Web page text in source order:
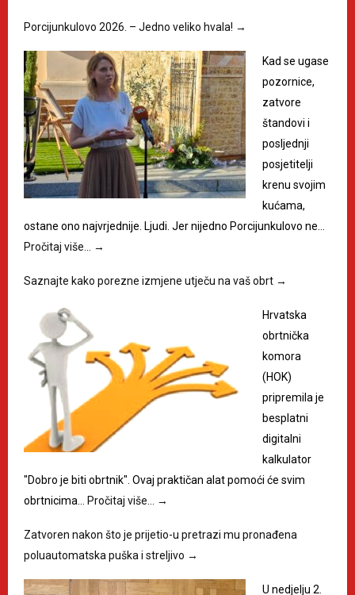
Porcijunkulovo 2026. – Jedno veliko hvala! →
Kad se ugase
pozornice,
zatvore
štandovi i
posljednji
posjetitelji
krenu svojim
kućama,
ostane ono najvrjednije. Ljudi. Jer nijedno Porcijunkulovo ne…
Pročitaj više…
→
Saznajte kako porezne izmjene utječu na vaš obrt →
Hrvatska
obrtnička
komora
(HOK)
pripremila je
besplatni
digitalni
kalkulator
"Dobro je biti obrtnik". Ovaj praktičan alat pomoći će svim
obrtnicima… Pročitaj više… →
Zatvoren nakon što je prijetio-u pretrazi mu pronađena
poluautomatska puška i streljivo →
U nedjelju 2.